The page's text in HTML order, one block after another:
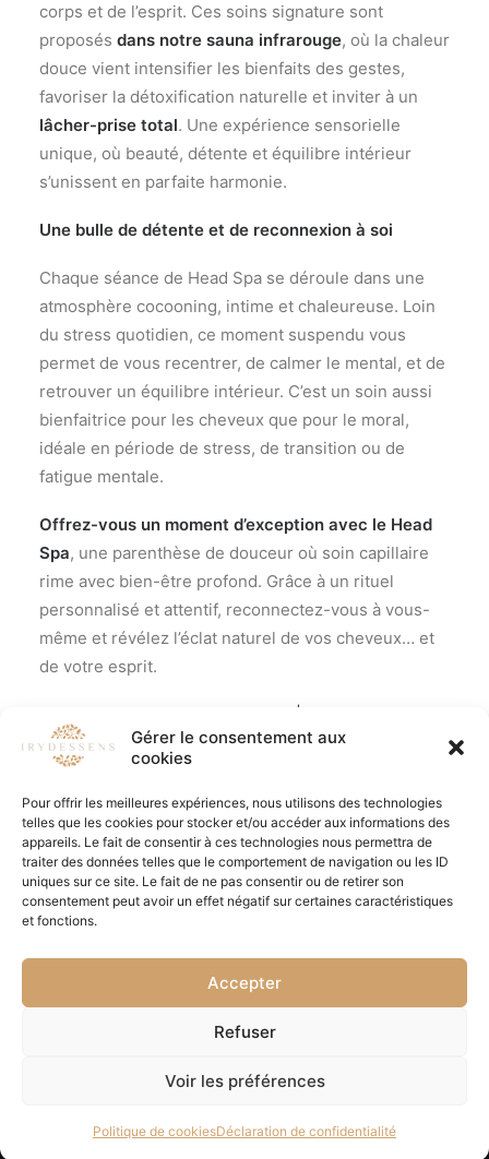
Gérer le consentement aux
cookies
Pour offrir les meilleures expériences, nous utilisons des technologies
telles que les cookies pour stocker et/ou accéder aux informations des
appareils. Le fait de consentir à ces technologies nous permettra de
traiter des données telles que le comportement de navigation ou les ID
uniques sur ce site. Le fait de ne pas consentir ou de retirer son
consentement peut avoir un effet négatif sur certaines caractéristiques
et fonctions.
Accepter
Refuser
Voir les préférences
Politique de cookiesDéclaration de confidentialité
corps et de l’esprit. Ces soins signature sont
proposés dans notre sauna infrarouge, où la chaleur
douce vient intensifier les bienfaits des gestes,
favoriser la détoxification naturelle et inviter à un
lâcher-prise total. Une expérience sensorielle
unique, où beauté, détente et équilibre intérieur
s’unissent en parfaite harmonie.
Une bulle de détente et de reconnexion à soi
Chaque séance de Head Spa se déroule dans une
atmosphère cocooning, intime et chaleureuse. Loin
du stress quotidien, ce moment suspendu vous
permet de vous recentrer, de calmer le mental, et de
retrouver un équilibre intérieur. C’est un soin aussi
bienfaitrice pour les cheveux que pour le moral,
idéale en période de stress, de transition ou de
fatigue mentale.
Offrez-vous un moment d’exception avec le Head
Spa, une parenthèse de douceur où soin capillaire
rime avec bien-être profond. Grâce à un rituel
personnalisé et attentif, reconnectez-vous à vous-
même et révélez l’éclat naturel de vos cheveux… et
de votre esprit.
Les cartes cadeaux – Irydessens | Institut de Beauté,
massage, bien être à Albertville
Albertville. | Tous droits réservés.